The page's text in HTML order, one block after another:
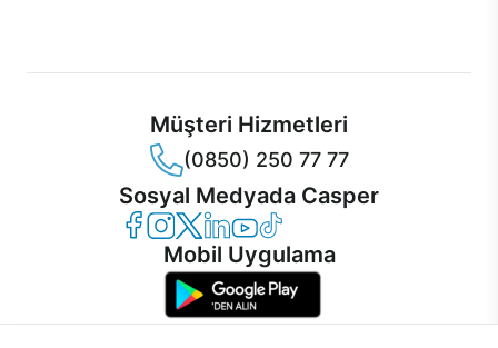
Müşteri Hizmetleri
(0850) 250 77 77
Sosyal Medyada Casper
Casper Facebook
Casper Instagram
Casper Twitter
Casper LinkedIn
Casper YouTube
Casper TikTok
Mobil Uygulama